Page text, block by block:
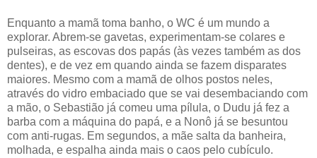
Enquanto a mamã toma banho, o WC é um mundo a
explorar. Abrem-se gavetas, experimentam-se colares e
pulseiras, as escovas dos papás (às vezes também as dos
dentes), e de vez em quando ainda se fazem disparates
maiores. Mesmo com a mamã de olhos postos neles,
através do vidro embaciado que se vai desembaciando com
a mão, o Sebastião já comeu uma pílula, o Dudu já fez a
barba com a máquina do papá, e a Nonô já se besuntou
com anti-rugas. Em segundos, a mãe salta da banheira,
molhada, e espalha ainda mais o caos pelo cubículo.